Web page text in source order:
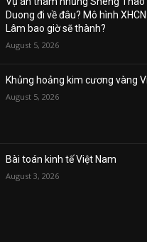
Duong đi về đâu? Mô hình
Lâm bao giờ sẽ thành?
August 5, 2026
Khủng hoảng kim cương vàng
August 5, 2026
Bài toán kinh tế Việt Nam
August 3, 2026